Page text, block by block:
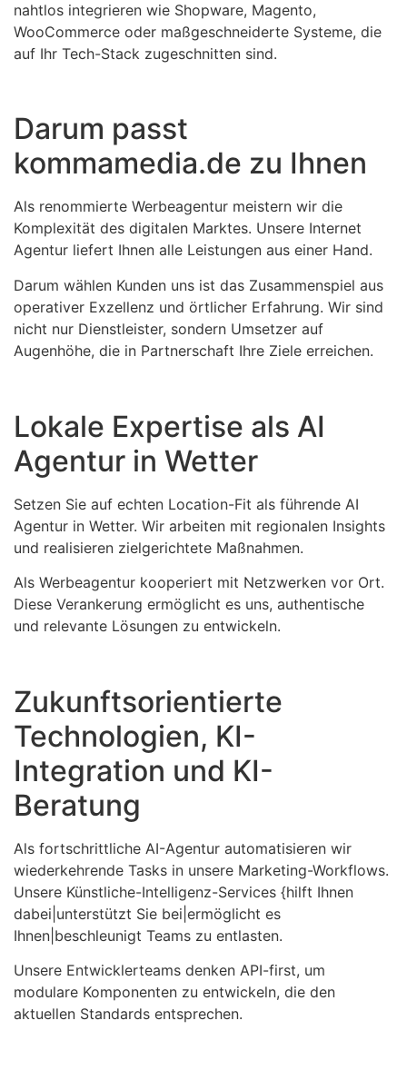
nahtlos integrieren wie Shopware, Magento,
WooCommerce oder maßgeschneiderte Systeme, die
auf Ihr Tech-Stack zugeschnitten sind.
Darum passt
kommamedia.de zu Ihnen
Als renommierte Werbeagentur meistern wir die
Komplexität des digitalen Marktes. Unsere Internet
Agentur liefert Ihnen alle Leistungen aus einer Hand.
Darum wählen Kunden uns ist das Zusammenspiel aus
operativer Exzellenz und örtlicher Erfahrung. Wir sind
nicht nur Dienstleister, sondern Umsetzer auf
Augenhöhe, die in Partnerschaft Ihre Ziele erreichen.
Lokale Expertise als AI
Agentur in Wetter
Setzen Sie auf echten Location-Fit als führende AI
Agentur in Wetter. Wir arbeiten mit regionalen Insights
und realisieren zielgerichtete Maßnahmen.
Als Werbeagentur kooperiert mit Netzwerken vor Ort.
Diese Verankerung ermöglicht es uns, authentische
und relevante Lösungen zu entwickeln.
Zukunftsorientierte
Technologien, KI-
Integration und KI-
Beratung
Als fortschrittliche AI-Agentur automatisieren wir
wiederkehrende Tasks in unsere Marketing-Workflows.
Unsere Künstliche-Intelligenz-Services {hilft Ihnen
dabei|unterstützt Sie bei|ermöglicht es
Ihnen|beschleunigt Teams zu entlasten.
Unsere Entwicklerteams denken API-first, um
modulare Komponenten zu entwickeln, die den
aktuellen Standards entsprechen.